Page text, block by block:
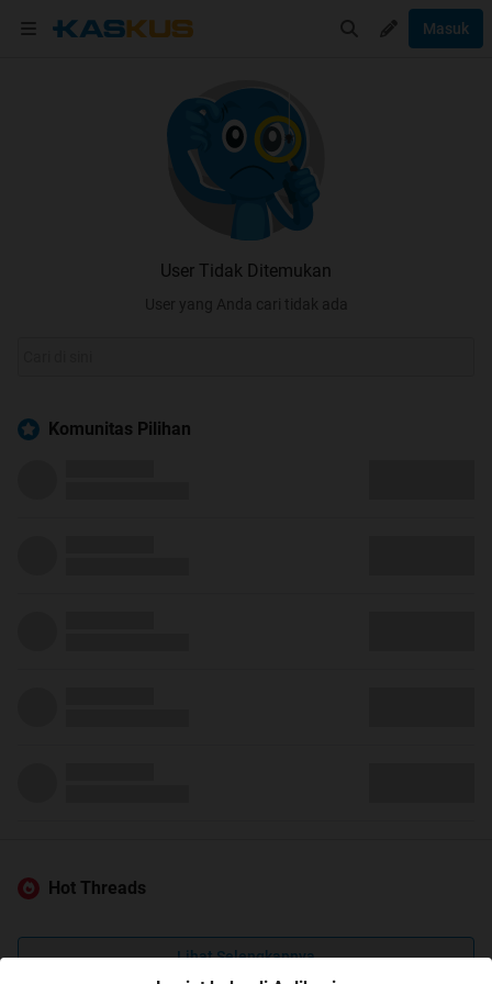
Masuk
User Tidak Ditemukan
User yang Anda cari tidak ada
Komunitas Pilihan
Hot Threads
Lihat Selengkapnya